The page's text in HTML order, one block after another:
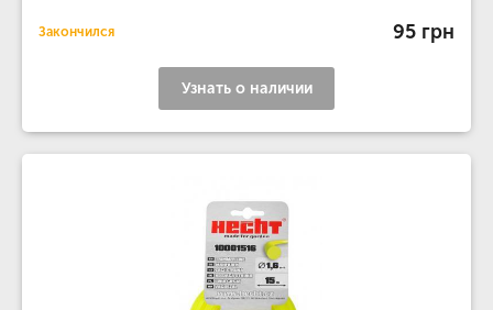
Закончился 95 грн
Узнать о наличии